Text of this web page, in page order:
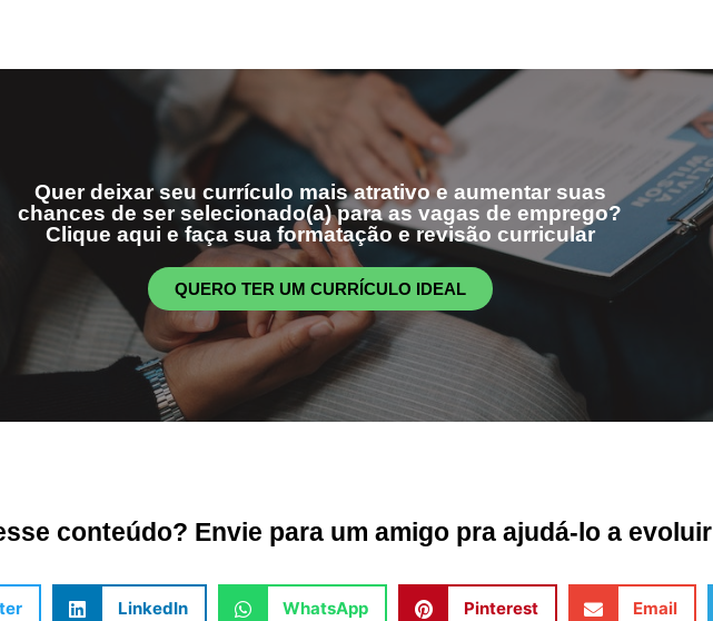
Quer deixar seu currículo mais atrativo e aumentar suas
chances de ser selecionado(a) para as vagas de emprego?
Clique aqui e faça sua formatação e revisão curricular
QUERO TER UM CURRÍCULO IDEAL
conteúdo? Envie para um amigo pra ajudá-lo a evoluir
LinkedIn WhatsApp Pinterest Email